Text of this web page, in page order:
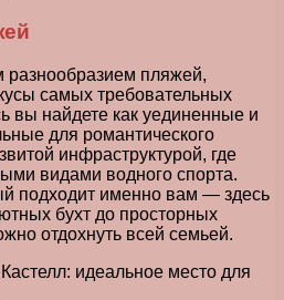
разнообразием пляжей,
самых требовательных
вы найдете как уединенные и
для романтического
инфраструктурой, где
видами водного спорта.
подходит именно вам — здесь
бухт до просторных
отдохнуть всей семьей.
идеальное место для